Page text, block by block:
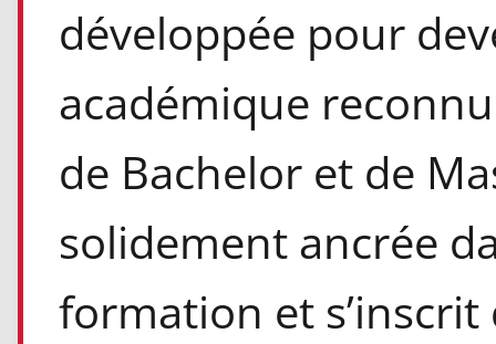
développée pour
académique
de Bachelor et de
solidement ancrée
formation et